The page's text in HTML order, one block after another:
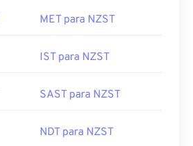
MET para NZST
IST para NZST
SAST para NZST
NDT para NZST